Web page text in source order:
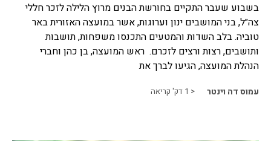
בשבוע שעבר התקיים בחורשת הבנים מרוץ הלילה לזכר חללי
צה״ל, בני המושבים ינון וערוגות, אשר במועצה האזורית באר
טוביה. בלב השדות והמטעים התכנסו משפחות, תושבות
ותושבים, רצות ורצים לזכרם. ראש המועצה, בן כהן וחברי
הנהלת המועצה, הגיעו לברך את
עמוס דה וינטר < 1 דק' קריאה